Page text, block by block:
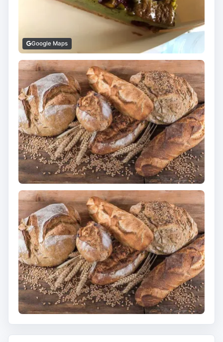
Google Maps